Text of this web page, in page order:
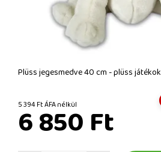
Plüss jegesmedve 40 cm - plüss játékok
5 394 Ft ÁFA nélkül
6 850 Ft